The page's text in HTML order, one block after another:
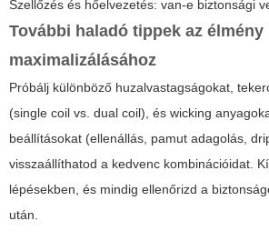
Szellőzés és hőelvezetés: van-e biztonsági
További haladó tippek az élmény
maximalizálásához
Próbálj különböző huzalvastagságokat,
(single coil vs. dual coil), és wicking
beállításokat (ellenállás, pamut adagolás,
visszaállíthatod a kedvenc kombinációidat.
lépésekben, és mindig ellenőrizd a
után.